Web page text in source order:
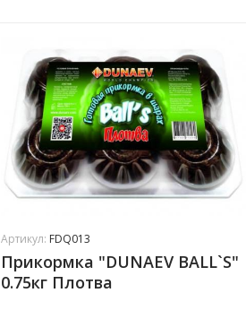
Артикул: FDQ013
Прикормка "DUNAEV BALL`S"
0.75кг Плотва